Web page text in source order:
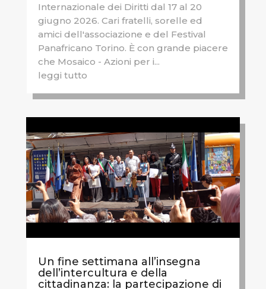
Internazionale dei Diritti dal 17 al 20
giugno 2026. Cari fratelli, sorelle ed
amici dell'associazione e del Festival
Panafricano Torino. È con grande piacere
che Mosaico - Azioni per i...
leggi tutto
Un fine settimana all’insegna
dell’intercultura e della
cittadinanza: la partecipazione di